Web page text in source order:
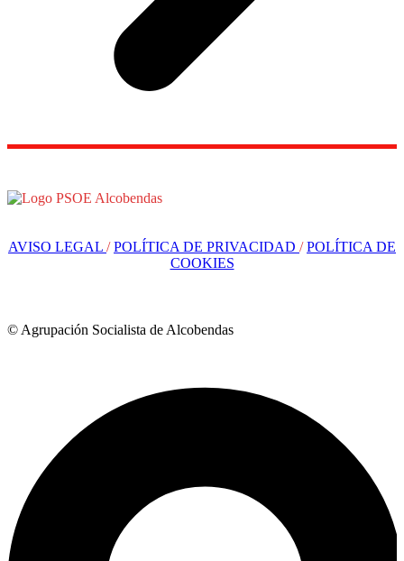
AVISO LEGAL /POLÍTICA DE PRIVACIDAD /POLÍTICA DE
COOKIES
© Agrupación Socialista de Alcobendas